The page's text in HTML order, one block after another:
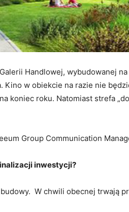
Handlowej, wybudowanej
Kino w obiekcie na razie nie
koniec roku. Natomiast strefa
Group Communication
inwestycji?
W chwili obecnej trwają